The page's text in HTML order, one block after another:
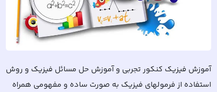
آموزش فیزیک کنکور تجربی و آموزش حل مسائل فیزیک و روش
استفاده از فرمولهای فیزیک به صورت ساده و مفهومی همراه